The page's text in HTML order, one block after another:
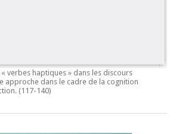
« verbes haptiques » dans les discours
approche dans le cadre de la cognition
(117-140)